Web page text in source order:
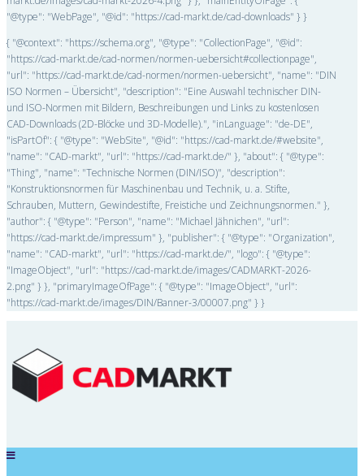
"@type": "WebPage", "@id": "https://cad-markt.de/cad-downloads" } }
{ "@context": "https://schema.org", "@type": "CollectionPage", "@id":
"https://cad-markt.de/cad-normen/normen-uebersicht#collectionpage",
"url": "https://cad-markt.de/cad-normen/normen-uebersicht", "name": "DIN
ISO Normen – Übersicht", "description": "Eine Auswahl technischer DIN-
und ISO-Normen mit Bildern, Beschreibungen und Links zu kostenlosen
CAD-Downloads (2D-Blöcke und 3D-Modelle).", "inLanguage": "de-DE",
"isPartOf": { "@type": "WebSite", "@id": "https://cad-markt.de/#website",
"name": "CAD-markt", "url": "https://cad-markt.de/" }, "about": { "@type":
"Thing", "name": "Technische Normen (DIN/ISO)", "description":
"Konstruktionsnormen für Maschinenbau und Technik, u. a. Stifte,
Schrauben, Muttern, Gewindestifte, Freistiche und Zeichnungsnormen." },
"author": { "@type": "Person", "name": "Michael Jähnichen", "url":
"https://cad-markt.de/impressum" }, "publisher": { "@type": "Organization",
"name": "CAD-markt", "url": "https://cad-markt.de/", "logo": { "@type":
"ImageObject", "url": "https://cad-markt.de/images/CADMARKT-2026-
2.png" } }, "primaryImageOfPage": { "@type": "ImageObject", "url":
"https://cad-markt.de/images/DIN/Banner-3/00007.png" } }